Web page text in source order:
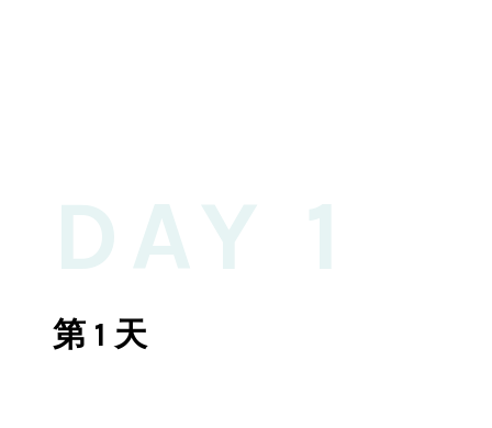
DAY 1
第 1 天